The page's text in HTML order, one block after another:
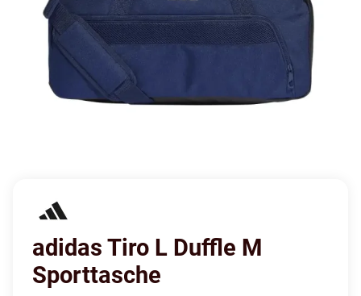
adidas Tiro L Duffle M
Sporttasche